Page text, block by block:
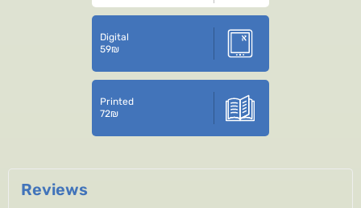
Digital
59₪
Printed
72₪
Reviews